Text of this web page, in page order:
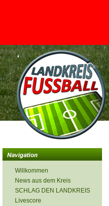
<
Willkommen
News aus dem Kreis
SCHLAG DEN LANDKREIS
Livescore